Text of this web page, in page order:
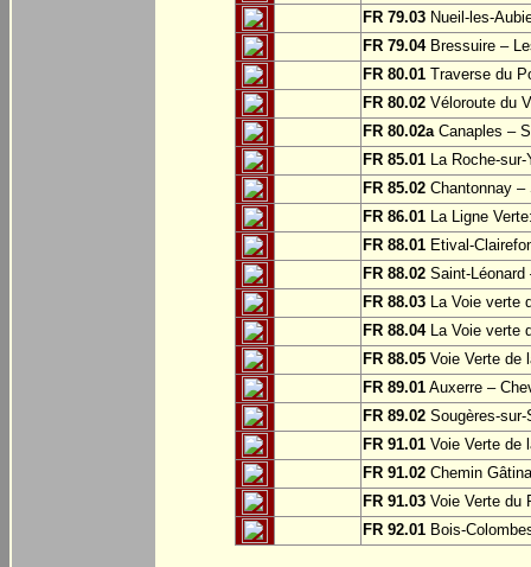
FR 79.03 Nueil-les-
FR 79.04Bressuire –
FR 80.01 Traverse du
FR 80.02 Véloroute du
FR 80.02aCanaples –
FR 85.01 La Roche-
FR 85.02 Chantonnay –
FR 86.01 La Ligne
FR 88.01 Etival-
FR 88.02 Saint-Léonard
FR 88.03 La Voie verte
FR 88.04La Voie verte
FR 88.05 Voie Verte de
FR 89.01 Auxerre –
FR 89.02 Sougères-
FR 91.01 Voie Verte de
FR 91.02 Chemin
FR 91.03 Voie Verte du
FR 92.01 Bois-